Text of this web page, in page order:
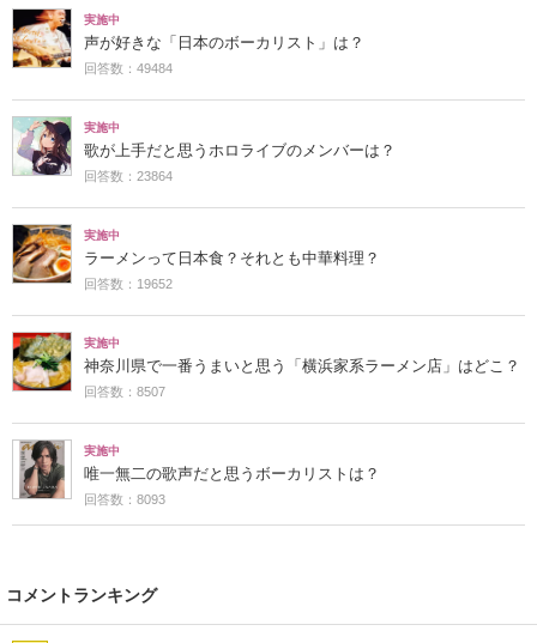
実施中
声が好きな「日本のボーカリスト」は？
回答数：49484
実施中
歌が上手だと思うホロライブのメンバーは？
回答数：23864
実施中
ラーメンって日本食？それとも中華料理？
回答数：19652
実施中
神奈川県で一番うまいと思う「横浜家系ラーメン店」はどこ？
回答数：8507
実施中
唯一無二の歌声だと思うボーカリストは？
回答数：8093
コメントランキング